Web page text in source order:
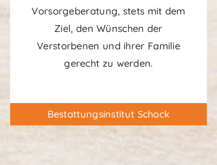
Vorsorgeberatung, stets mit dem
Ziel, den Wünschen der
Verstorbenen und ihrer Familie
gerecht zu werden.
Bestattungsinstitut Schock